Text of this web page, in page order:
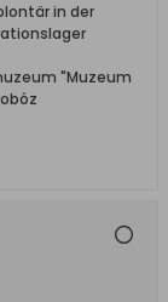
in der
"Muzeum